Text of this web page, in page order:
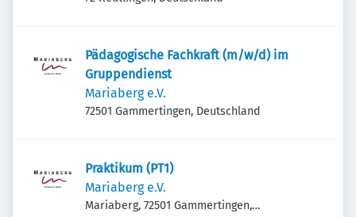
Pädagogische Fachkraft (m/w/d) im
Gruppendienst
Mariaberg e.V.
72501 Gammertingen, Deutschland
Praktikum (PT1)
Mariaberg e.V.
Mariaberg, 72501 Gammertingen,